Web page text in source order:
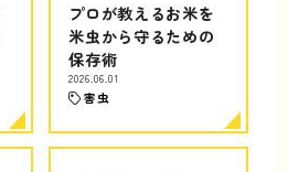
プロが教えるお米を
米虫から守るための
保存術
2026.06.01
害虫